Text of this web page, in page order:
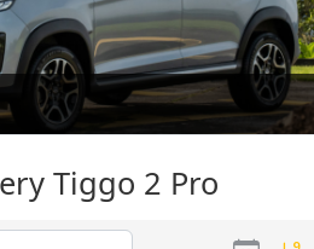
Tiggo 2 Pro